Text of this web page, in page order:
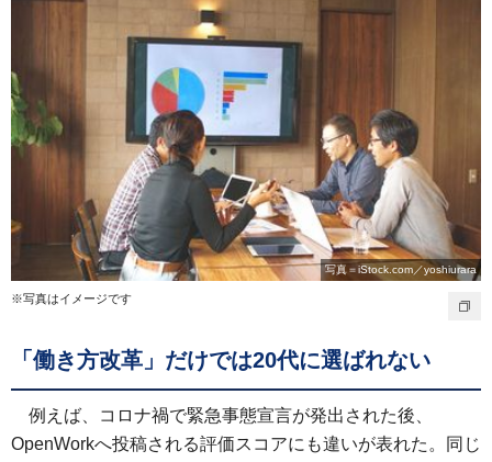
写真＝iStock.com／yoshiurara
※写真はイメージです
「働き方改革」だけでは20代に選ばれない
例えば、コロナ禍で緊急事態宣言が発出された後、
OpenWorkへ投稿される評価スコアにも違いが表れた。同じ